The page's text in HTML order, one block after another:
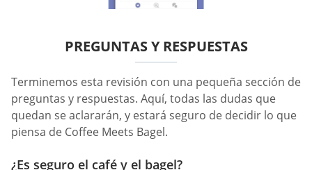
PREGUNTAS Y RESPUESTAS
Terminemos esta revisión con una pequeña sección de
preguntas y respuestas. Aquí, todas las dudas que
quedan se aclararán, y estará seguro de decidir lo que
piensa de Coffee Meets Bagel.
¿Es seguro el café y el bagel?